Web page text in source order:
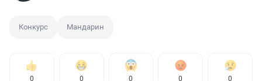
Конкурс Мандарин
0 0 0 0 0